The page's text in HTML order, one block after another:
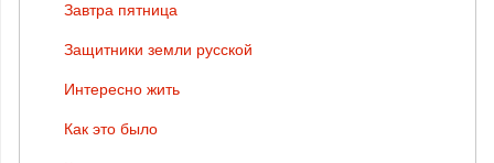
Завтра пятница
Защитники земли русской
Интересно жить
Как это было